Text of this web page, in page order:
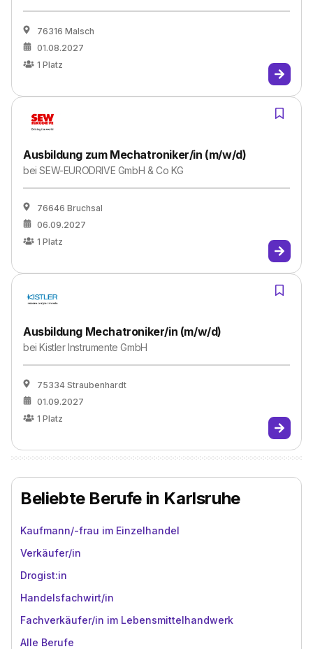
76316 Malsch
01.08.2027
1 Platz
Ausbildung zum Mechatroniker/in (m/w/d)
beiSEW-EURODRIVE GmbH & Co KG
76646 Bruchsal
06.09.2027
1 Platz
Ausbildung Mechatroniker/in (m/w/d)
beiKistler Instrumente GmbH
75334 Straubenhardt
01.09.2027
1 Platz
Beliebte Berufe in Karlsruhe
Kaufmann/-frau im Einzelhandel
Verkäufer/in
Drogist:in
Handelsfachwirt/in
Fachverkäufer/in im Lebensmittelhandwerk
Alle Berufe